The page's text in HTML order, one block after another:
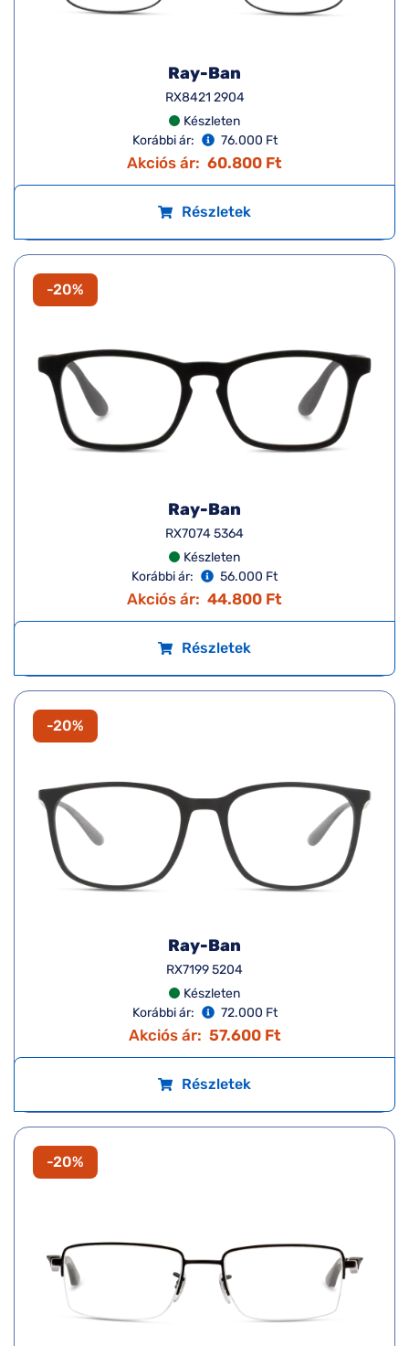
Ray-Ban
RX8421 2904
Készleten
Korábbi ár:
76.000 Ft
Akciós ár: 60.800 Ft
Részletek
-20%
Ray-Ban
RX7074 5364
Készleten
Korábbi ár:
56.000 Ft
Akciós ár: 44.800 Ft
Részletek
-20%
Ray-Ban
RX7199 5204
Készleten
Korábbi ár:
72.000 Ft
Akciós ár: 57.600 Ft
Részletek
-20%